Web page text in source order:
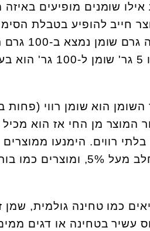
שומנים מופיעים באיזה
חייב להופיע בטבלת
אריזה של כל
הוא שומן רווי (פחות
המוצר מן החי אז הוא מכיל
רווים. הימנעו
של שומן – 15% ומעלה, במוצרי חלב
כמו טחינה גולמית, שמן
עשיר בטחינה או דגים